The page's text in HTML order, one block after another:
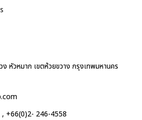
หัวหมาก เขตห้วยขวาง กรุงเทพมหานคร
+66(0)2- 246-4558